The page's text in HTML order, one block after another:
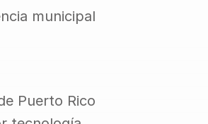
municipal
Puerto Rico